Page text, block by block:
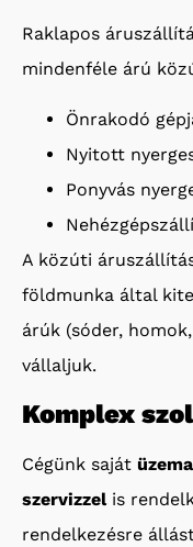
Raklapos
mindenféle árú
Önrakodó
Nyitott
Ponyvás
A közúti
földmunka által
árúk (sóder,
vállaljuk.
Komplex
Cégünk saját
szervizzelis
rendelkezésre